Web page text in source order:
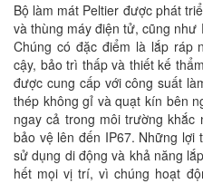
Bộ làm mát Peltier được phát
và thùng máy điện tử, cũng như
Chúng có đặc điểm là lắp ráp
cậy, bảo trì thấp và thiết kế
được cung cấp với công suất
thép không gỉ và quạt kín bên
ngay cả trong môi trường
bảo vệ lên đến IP67. Những lợi
sử dụng di động và khả năng
hết mọi vị trí, vì chúng hoạt